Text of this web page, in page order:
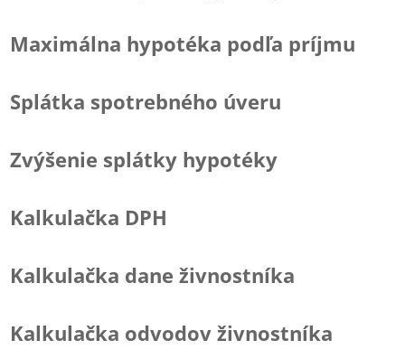
Maximálna hypotéka podľa príjmu
Splátka spotrebného úveru
Zvýšenie splátky hypotéky
Kalkulačka DPH
Kalkulačka dane živnostníka
Kalkulačka odvodov živnostníka